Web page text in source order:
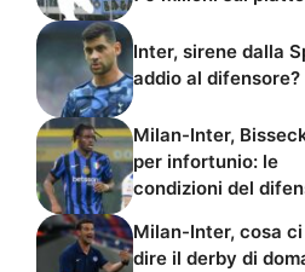
Inter, sirene dalla
addio al difensore?
Milan-Inter,
per infortunio: le
condizioni del
Milan-Inter, cosa
dire il derby di